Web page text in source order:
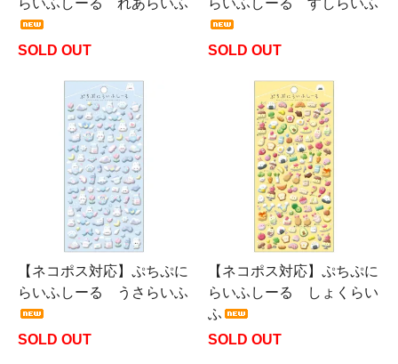
らいふしーる れあらいふ
SOLD OUT
らいふしーる すしらいふ
SOLD OUT
【ネコポス対応】ぷちぷに
らいふしーる うさらいふ
SOLD OUT
【ネコポス対応】ぷちぷに
らいふしーる しょくらい
ふ
SOLD OUT